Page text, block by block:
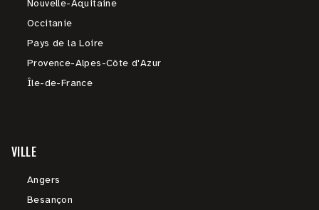
Nouvelle-Aquitaine
Occitanie
Pays de la Loire
Provence-Alpes-Côte d'Azur
Île-de-France
VILLE
Angers
Besançon